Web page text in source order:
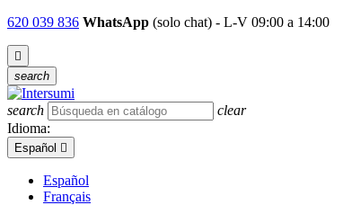
620 039 836 WhatsApp (solo chat) - L-V 09:00 a 14:00

search
search
clear
Idioma:
Español 
Español
Français